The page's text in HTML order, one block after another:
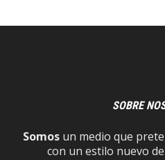
SOBRE
Somos un medio que
con un estilo nuevo